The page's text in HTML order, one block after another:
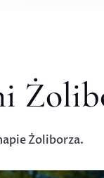
Żoliborza.